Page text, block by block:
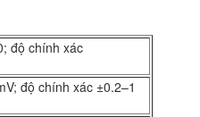
độ chính xác
độ chính xác ±0.2–1